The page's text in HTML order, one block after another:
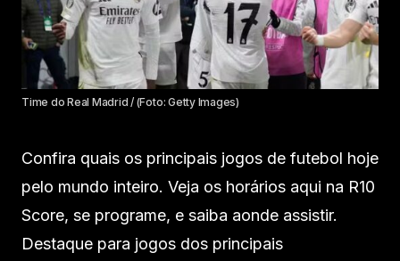
Time do Real Madrid / (Foto: Getty Images)
Confira quais os principais jogos de futebol hoje
pelo mundo inteiro. Veja os horários aqui na R10
Score, se programe, e saiba aonde assistir.
Destaque para jogos dos principais